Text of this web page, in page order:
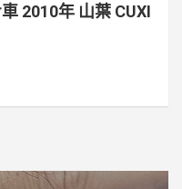
2010年 山葉 CUXI